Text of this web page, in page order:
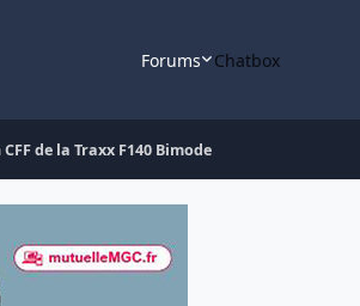
Forums Chatbox
de la Traxx F140 Bimode